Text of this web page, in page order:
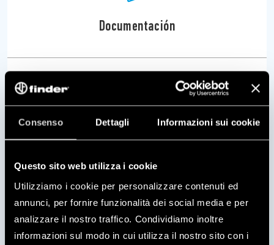
Consenso Dettagli Informazioni sui cookie
Questo sito web utilizza i cookie
Utilizziamo i cookie per personalizzare contenuti ed
annunci, per fornire funzionalità dei social media e per
analizzare il nostro traffico. Condividiamo inoltre
informazioni sul modo in cui utilizza il nostro sito con i
Documentación
Videos